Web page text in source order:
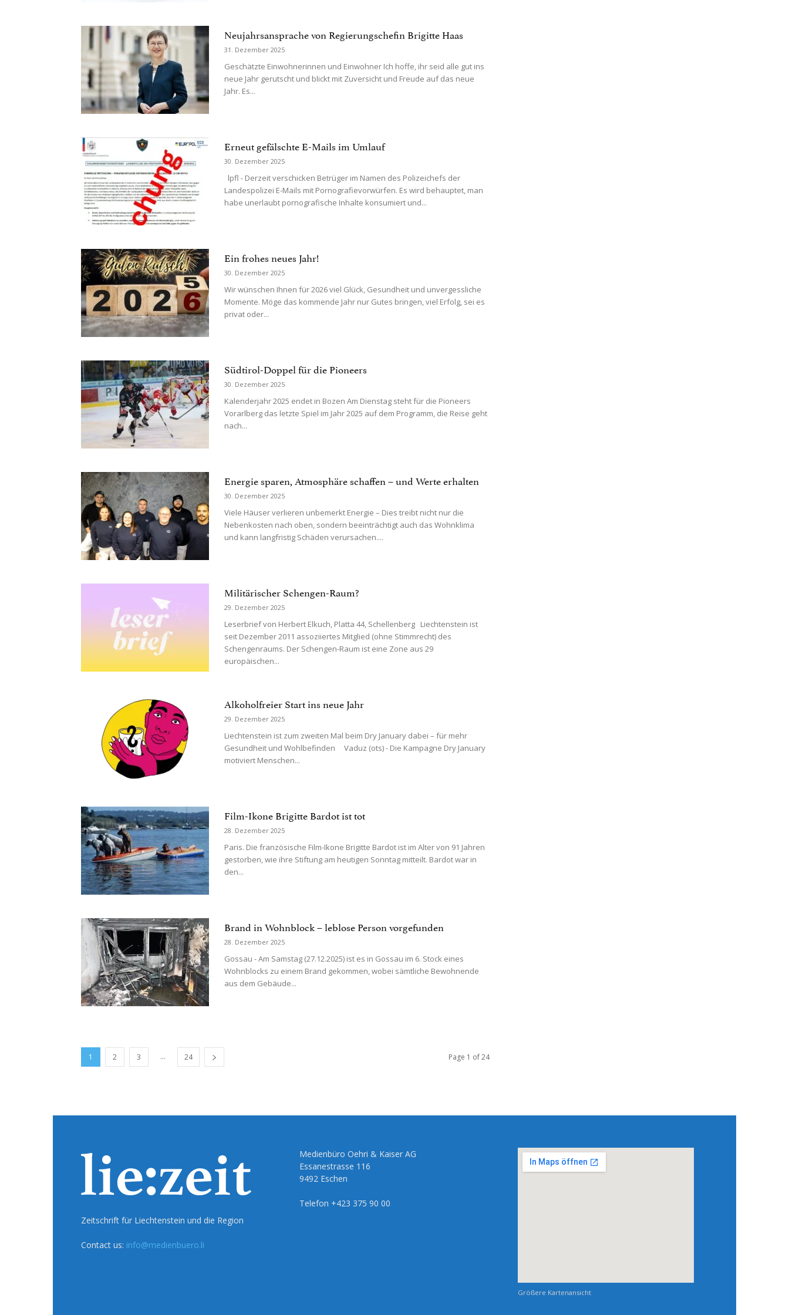
Neujahrsansprache von Regierungschefin Brigitte Haas
31. Dezember 2025
Geschätzte Einwohnerinnen und Einwohner Ich hoffe, ihr seid alle gut ins
neue Jahr gerutscht und blickt mit Zuversicht und Freude auf das neue
Jahr. Es...
Erneut gefälschte E-Mails im Umlauf
30. Dezember 2025
lpfl - Derzeit verschicken Betrüger im Namen des Polizeichefs der
Landespolizei E-Mails mit Pornografievorwürfen. Es wird behauptet, man
habe unerlaubt pornografische Inhalte konsumiert und...
Ein frohes neues Jahr!
30. Dezember 2025
Wir wünschen Ihnen für 2026 viel Glück, Gesundheit und unvergessliche
Momente. Möge das kommende Jahr nur Gutes bringen, viel Erfolg, sei es
privat oder...
Südtirol-Doppel für die Pioneers
30. Dezember 2025
Kalenderjahr 2025 endet in Bozen Am Dienstag steht für die Pioneers
Vorarlberg das letzte Spiel im Jahr 2025 auf dem Programm, die Reise geht
nach...
Energie sparen, Atmosphäre schaffen – und Werte erhalten
30. Dezember 2025
Viele Häuser verlieren unbemerkt Energie – Dies treibt nicht nur die
Nebenkosten nach oben, sondern beeinträchtigt auch das Wohnklima
und kann langfristig Schäden verursachen....
Militärischer Schengen-Raum?
29. Dezember 2025
Leserbrief von Herbert Elkuch, Platta 44, Schellenberg Liechtenstein ist
seit Dezember 2011 assoziiertes Mitglied (ohne Stimmrecht) des
Schengenraums. Der Schengen-Raum ist eine Zone aus 29
europäischen...
Alkoholfreier Start ins neue Jahr
29. Dezember 2025
Liechtenstein ist zum zweiten Mal beim Dry January dabei – für mehr
Gesundheit und Wohlbefinden Vaduz (ots) - Die Kampagne Dry January
motiviert Menschen...
Film-Ikone Brigitte Bardot ist tot
28. Dezember 2025
Paris. Die französische Film-Ikone Brigitte Bardot ist im Alter von 91 Jahren
gestorben, wie ihre Stiftung am heutigen Sonntag mitteilt. Bardot war in
den...
Brand in Wohnblock – leblose Person vorgefunden
28. Dezember 2025
Gossau - Am Samstag (27.12.2025) ist es in Gossau im 6. Stock eines
Wohnblocks zu einem Brand gekommen, wobei sämtliche Bewohnende
aus dem Gebäude...
1 2 3 ... 24 Page 1 of 24
Zeitschrift für Liechtenstein und die Region
Contact us: info@medienbuero.li
Medienbüro Oehri & Kaiser AG
Essanestrasse 116
9492 Eschen
Telefon +423 375 90 00
Größere Kartenansicht